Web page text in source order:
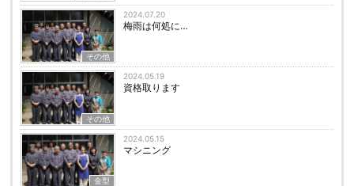
その他
2024.07.20
梅雨は何処に…
その他
2024.05.19
資格取ります
金型
2024.05.15
マシニング